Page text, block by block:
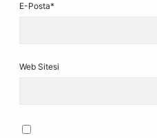
E-Posta*
Web Sitesi